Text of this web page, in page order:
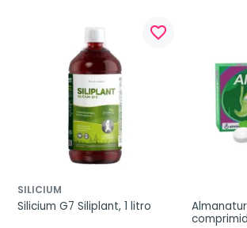
favorite_border
SILICIUM
Silicium G7 Siliplant, 1 litro